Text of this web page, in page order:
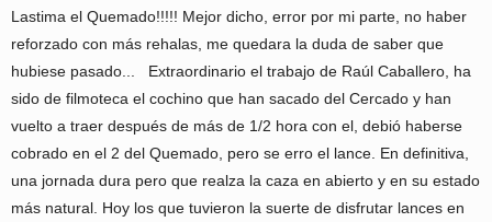
Lastima el Quemado!!!!! Mejor dicho, error por mi parte, no haber
reforzado con más rehalas, me quedara la duda de saber que
hubiese pasado... Extraordinario el trabajo de Raúl Caballero, ha
sido de filmoteca el cochino que han sacado del Cercado y han
vuelto a traer después de más de 1/2 hora con el, debió haberse
cobrado en el 2 del Quemado, pero se erro el lance. En definitiva,
una jornada dura pero que realza la caza en abierto y en su estado
más natural. Hoy los que tuvieron la suerte de disfrutar lances en